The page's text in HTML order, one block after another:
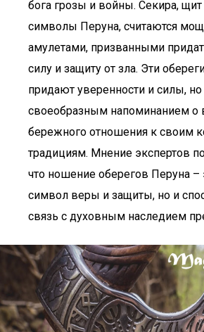
бога грозы и войны. Секира, щит
символы Перуна, считаются
амулетами, призванными
силу и защиту от зла. Эти
придают уверенности и силы,
своеобразным напоминанием о
бережного отношения к своим
традициям. Мнение экспертов
что ношение оберегов Перуна –
символ веры и защиты, но и
связь с духовным наследием